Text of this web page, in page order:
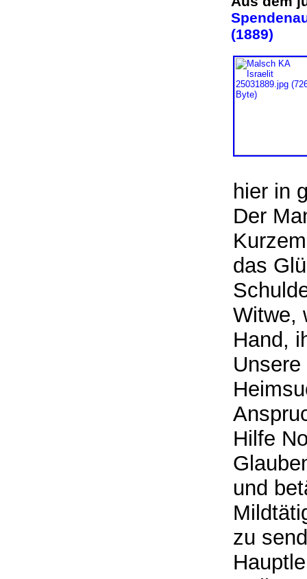
(1889)
hier in
Der
das
Witwe,
Hand,
Hilfe
und
zu